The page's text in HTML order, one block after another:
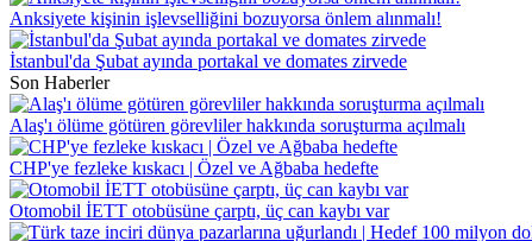
Anksiyete kişinin işlevselliğini bozuyorsa önlem alınmalı!
İstanbul'da Şubat ayında portakal ve domates zirvede
Son Haberler
Alaş'ı ölüme götüren görevliler hakkında soruşturma açılmalı
CHP'ye fezleke kıskacı | Özel ve Ağbaba hedefte
Otomobil İETT otobüsüne çarptı, üç can kaybı var